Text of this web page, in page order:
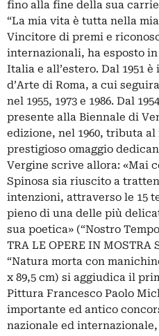
fino alla fine della sua
“La mia vita è tutta nella
Vincitore di premi e
internazionali, ha esposto
Italia e all’estero. Dal 1951
d’Arte di Roma, a cui
nel 1955, 1973 e 1986. Dal
presente alla Biennale di
edizione, nel 1960, tributa
prestigioso omaggio
Vergine scrive allora: «Mai
Spinosa sia riuscito a
intenzioni, attraverso le 15
pieno di una delle più
sua poetica» (“Nostro
TRA LE OPERE IN MOSTRA
“Natura morta con
x 89,5 cm) si aggiudica il
Pittura Francesco Paolo
importante ed antico
nazionale ed internazionale,